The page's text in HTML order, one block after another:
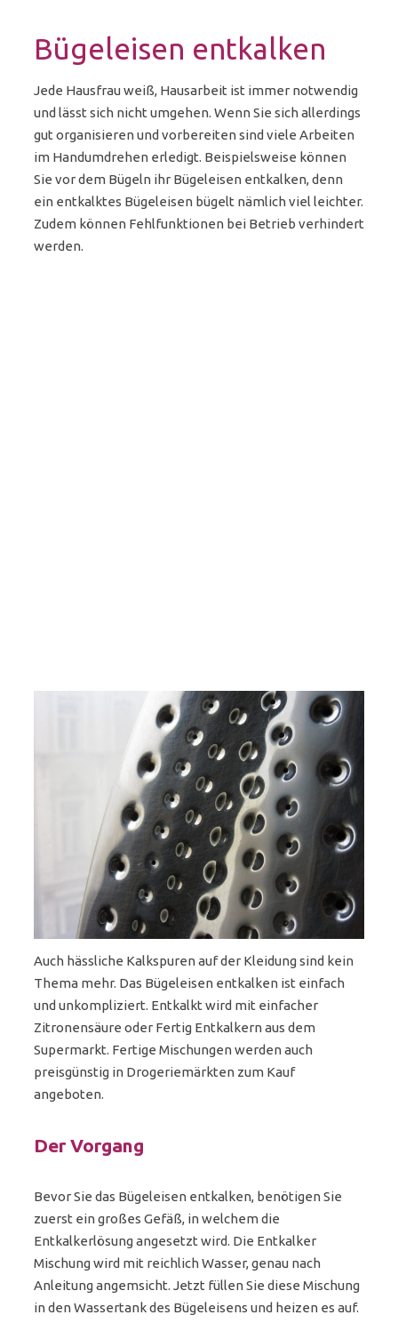
Bügeleisen entkalken
Jede Hausfrau weiß, Hausarbeit ist immer notwendig
und lässt sich nicht umgehen. Wenn Sie sich allerdings
gut organisieren und vorbereiten sind viele Arbeiten
im Handumdrehen erledigt. Beispielsweise können
Sie vor dem Bügeln ihr Bügeleisen entkalken, denn
ein entkalktes Bügeleisen bügelt nämlich viel leichter.
Zudem können Fehlfunktionen bei Betrieb verhindert
werden.
Auch hässliche Kalkspuren auf der Kleidung sind kein
Thema mehr. Das Bügeleisen entkalken ist einfach
und unkompliziert. Entkalkt wird mit einfacher
Zitronensäure oder Fertig Entkalkern aus dem
Supermarkt. Fertige Mischungen werden auch
preisgünstig in Drogeriemärkten zum Kauf
angeboten.
Der Vorgang
Bevor Sie das Bügeleisen entkalken, benötigen Sie
zuerst ein großes Gefäß, in welchem die
Entkalkerlösung angesetzt wird. Die Entkalker
Mischung wird mit reichlich Wasser, genau nach
Anleitung angemsicht. Jetzt füllen Sie diese Mischung
in den Wassertank des Bügeleisens und heizen es auf.